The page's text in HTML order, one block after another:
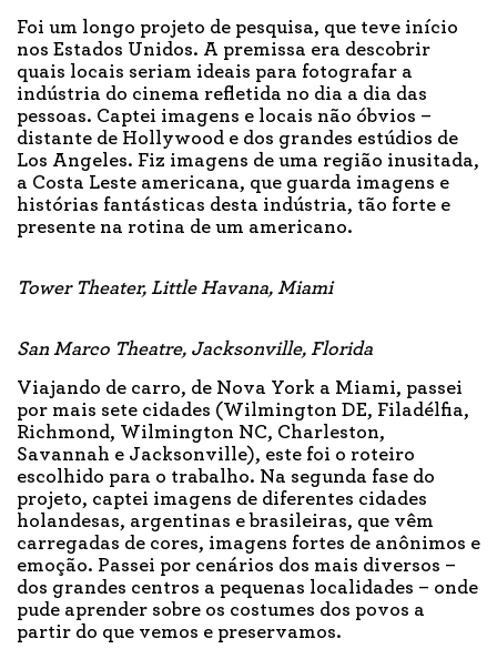
Foi um longo projeto de pesquisa, que teve início
nos Estados Unidos. A premissa era descobrir
quais locais seriam ideais para fotografar a
indústria do cinema refletida no dia a dia das
pessoas. Captei imagens e locais não óbvios –
distante de Hollywood e dos grandes estúdios de
Los Angeles. Fiz imagens de uma região inusitada,
a Costa Leste americana, que guarda imagens e
histórias fantásticas desta indústria, tão forte e
presente na rotina de um americano.
Tower Theater, Little Havana, Miami
San Marco Theatre, Jacksonville, Florida
Viajando de carro, de Nova York a Miami, passei
por mais sete cidades (Wilmington DE, Filadélfia,
Richmond, Wilmington NC, Charleston,
Savannah e Jacksonville), este foi o roteiro
escolhido para o trabalho. Na segunda fase do
projeto, captei imagens de diferentes cidades
holandesas, argentinas e brasileiras, que vêm
carregadas de cores, imagens fortes de anônimos e
emoção. Passei por cenários dos mais diversos –
dos grandes centros a pequenas localidades – onde
pude aprender sobre os costumes dos povos a
partir do que vemos e preservamos.